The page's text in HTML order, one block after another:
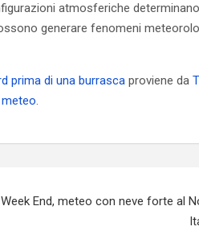
atmosferiche
generare fenomeni
prima di una burrasca proviene da
.
Week End, meteo con neve forte al